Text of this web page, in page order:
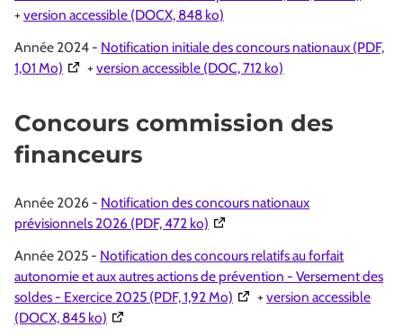
+version accessible (DOCX, 848 ko)
Année 2024 - Notification initiale des concours nationaux (PDF,
1,01 Mo) (Ouverture dans une nouvelle fenêtre)
+version accessible (DOC, 712 ko)
Concours commission des
financeurs
Année 2026 - Notification des concours nationaux
prévisionnels 2026 (PDF, 472 ko) (Ouverture dans une nouvelle
Année 2025 - Notification des concours relatifs au forfait
autonomie et aux autres actions de prévention - Versement des
soldes - Exercice 2025 (PDF, 1,92 Mo) (Ouverture dans une
+version accessible
(DOCX, 845 ko) (Ouverture dans une nouvelle fenêtre)